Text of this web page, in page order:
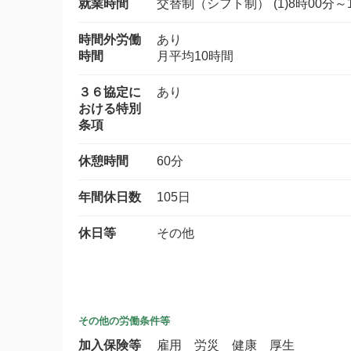
就業時間 交替制（シフト制） (1)8時00分
時間外労働
時間
あり
月平均10時間
３６協定に
おける特別
条項
あり
休憩時間 60分
年間休日数 105日
休日等 その他
その他の労働条件等
加入保険等 雇用 労災 健康 厚生